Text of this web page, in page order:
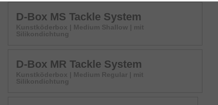
D-Box MS Tackle System
Kunstköderbox | Medium Shallow | mit
Silikondichtung
D-Box MR Tackle System
Kunstköderbox | Medium Regular | mit
Silikondichtung